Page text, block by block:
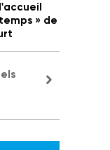
» de